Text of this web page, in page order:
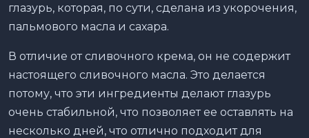
глазурь, которая, по сути, сделана из укорочения,
пальмового масла и сахара.
В отличие от сливочного крема, он не содержит
настоящего сливочного масла. Это делается
потому, что эти ингредиенты делают глазурь
очень стабильной, что позволяет ее оставлять на
несколько дней, что отлично подходит для